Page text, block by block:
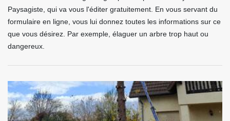
Paysagiste, qui va vous l'éditer gratuitement. En vous servant du
formulaire en ligne, vous lui donnez toutes les informations sur ce
que vous désirez. Par exemple, élaguer un arbre trop haut ou
dangereux.